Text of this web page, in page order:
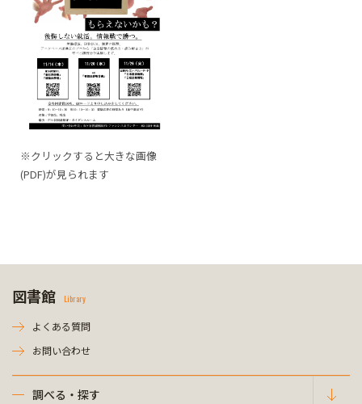
※クリックすると大きな画像
(PDF)が見られます
図書館 Library
よくある質問
お問い合わせ
調べる・探す